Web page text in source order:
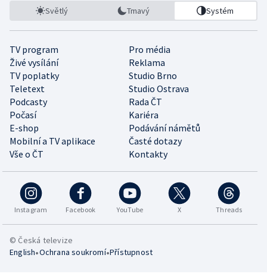
Světlý Tmavý Systém
TV program
Pro média
Živé vysílání
Reklama
TV poplatky
Studio Brno
Teletext
Studio Ostrava
Podcasty
Rada ČT
Počasí
Kariéra
E-shop
Podávání námětů
Mobilní a TV aplikace
Časté dotazy
Vše o ČT
Kontakty
Instagram Facebook YouTube X Threads
© Česká televize
English•Ochrana soukromí•Přístupnost